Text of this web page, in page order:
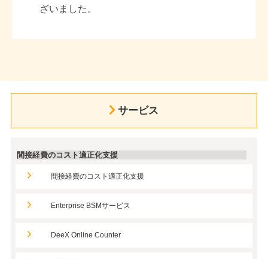
ざいました。
サービス
間接経費のコスト適正化支援
間接経費のコスト適正化支援
Enterprise BSMサービス
DeeX Online Counter